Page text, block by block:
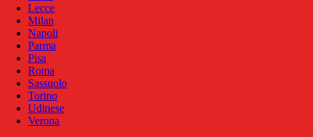
Lecce
Milan
Napoli
Parma
Pisa
Roma
Sassuolo
Torino
Udinese
Verona